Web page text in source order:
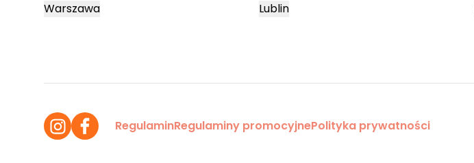
Warszawa
Lublin
RegulaminRegulaminy promocyjnePolityka prywatności